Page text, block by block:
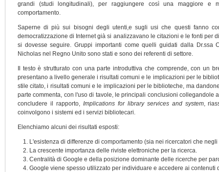
grandi (studi longitudinali), per raggiungere così una maggiore e
comportamento.
Saperne di più sui bisogni degli utenti,e sugli usi che questi fanno
democratizzazione di Internet già si analizzavano le citazioni e le fonti per
si dovesse seguire. Gruppi importanti come quelli guidati dalla Dr.ssa
Nicholas nel Regno Unito sono stati e sono dei referenti di settore.
Il testo è strutturato con una parte introduttiva che comprende, con un
presentano a livello generale i risultati comuni e le implicazioni per le
stile citato, i risultati comuni e le implicazioni per le biblioteche, ma
parte commenta, con l'uso di tavole, le principali conclusioni collegandole
concludere il rapporto, Implications for library services and system,
coinvolgono i sistemi ed i servizi bibliotecari.
Elenchiamo alcuni dei risultati esposti:
L'esistenza di differenze di comportamento (sia nei ricercatori che
La crescente importanza delle riviste elettroniche per la ricerca.
Centralità di Google e della posizione dominante delle ricerche per
Google viene spesso utilizzato per individuare e accedere ai